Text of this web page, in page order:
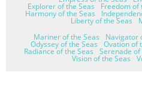
Explorer of the Seas Freedom of
Harmony of the Seas
Liberty of the Seas
Mariner of the Seas
Navigator
Odyssey of the Seas Ovation of
Radiance of the Seas Serenade of
Vision of the Seas